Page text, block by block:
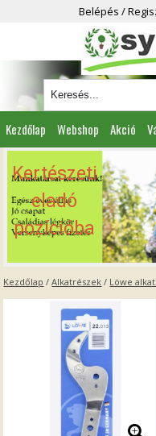
Belépés /
Kezdőlap Webshop Akció
Viszonteladóknak Partnereink
Kertészeti
eladó
pozícióba
Kezdőlap /Alkatrészek / Löwe